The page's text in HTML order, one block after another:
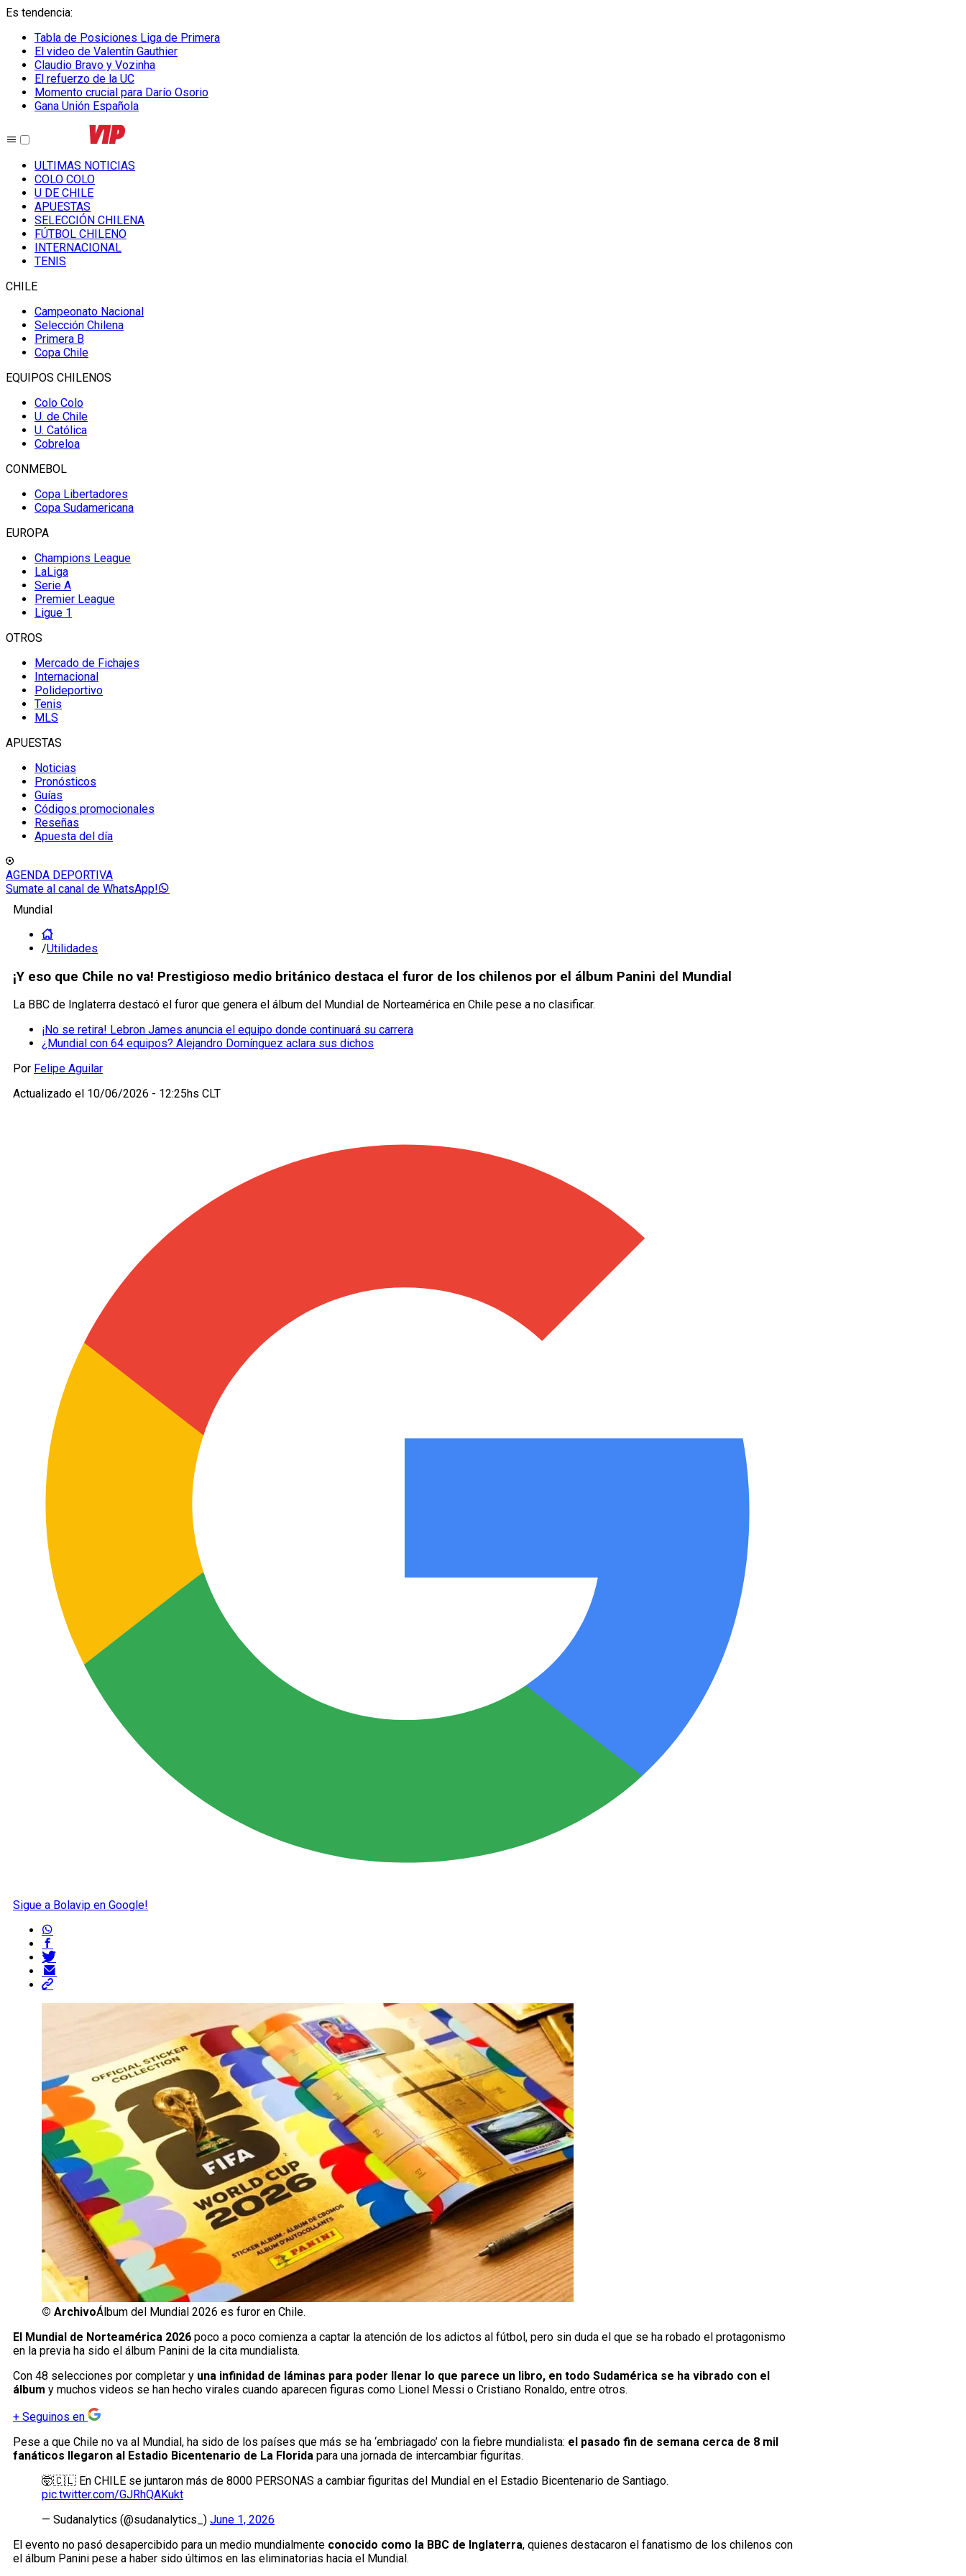
Es tendencia:
Tabla de Posiciones Liga de Primera
El video de Valentín Gauthier
Claudio Bravo y Vozinha
El refuerzo de la UC
Momento crucial para Darío Osorio
Gana Unión Española
ULTIMAS NOTICIAS
COLO COLO
U DE CHILE
APUESTAS
SELECCIÓN CHILENA
FÚTBOL CHILENO
INTERNACIONAL
TENIS
CHILE
Campeonato Nacional
Selección Chilena
Primera B
Copa Chile
EQUIPOS CHILENOS
Colo Colo
U. de Chile
U. Católica
Cobreloa
CONMEBOL
Copa Libertadores
Copa Sudamericana
EUROPA
Champions League
LaLiga
Serie A
Premier League
Ligue 1
OTROS
Mercado de Fichajes
Internacional
Polideportivo
Tenis
MLS
APUESTAS
Noticias
Pronósticos
Guías
Códigos promocionales
Reseñas
Apuesta del día
AGENDA DEPORTIVA
Sumate al canal de WhatsApp!
Mundial
/Utilidades
¡Y eso que Chile no va! Prestigioso medio británico destaca el furor de los chilenos por el álbum Panini del Mundial
La BBC de Inglaterra destacó el furor que genera el álbum del Mundial de Norteamérica en Chile pese a no clasificar.
¡No se retira! Lebron James anuncia el equipo donde continuará su carrera
¿Mundial con 64 equipos? Alejandro Domínguez aclara sus dichos
Por Felipe Aguilar
Actualizado el 10/06/2026 - 12:25hs CLT
Sigue a Bolavip en Google!
© ArchivoÁlbum del Mundial 2026 es furor en Chile.
El Mundial de Norteamérica 2026 poco a poco comienza a captar la atención de los adictos al fútbol, pero sin duda el que se ha robado el protagonismo
en la previa ha sido el álbum Panini de la cita mundialista.
Con 48 selecciones por completar y una infinidad de láminas para poder llenar lo que parece un libro, en todo Sudamérica se ha vibrado con el
álbum y muchos videos se han hecho virales cuando aparecen figuras como Lionel Messi o Cristiano Ronaldo, entre otros.
+ Seguinos en
Pese a que Chile no va al Mundial, ha sido de los países que más se ha ‘embriagado’ con la fiebre mundialista: el pasado fin de semana cerca de 8 mil
fanáticos llegaron al Estadio Bicentenario de La Florida para una jornada de intercambiar figuritas.
🤯🇨🇱 En CHILE se juntaron más de 8000 PERSONAS a cambiar figuritas del Mundial en el Estadio Bicentenario de Santiago.
pic.twitter.com/GJRhQAKukt
— Sudanalytics (@sudanalytics_) June 1, 2026
El evento no pasó desapercibido para un medio mundialmente conocido como la BBC de Inglaterra, quienes destacaron el fanatismo de los chilenos con
el álbum Panini pese a haber sido últimos en las eliminatorias hacia el Mundial.